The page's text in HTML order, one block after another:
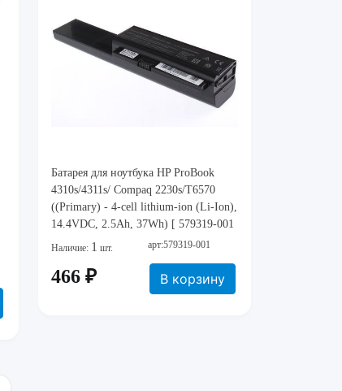
Батарея для ноутбука HP ProBook
4310s/4311s/ Compaq 2230s/T6570
((Primary) - 4-cell lithium-ion (Li-Ion),
14.4VDC, 2.5Ah, 37Wh) [ 579319-001
]
Наличие: 1 шт. арт:579319-001
466 ₽ В корзину